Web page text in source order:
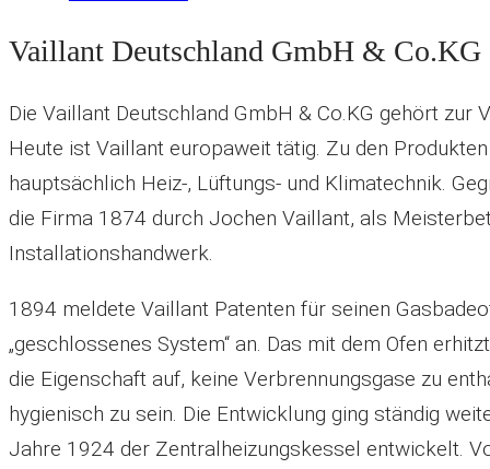
Vaillant Deutschland GmbH & Co.KG
Die Vaillant Deutschland GmbH & Co.KG gehört zur
Heute ist Vaillant europaweit tätig. Zu den
hauptsächlich Heiz-, Lüftungs- und Klimatechnik.
die Firma 1874 durch Jochen Vaillant, als
Installationshandwerk.
1894 meldete Vaillant Patenten für seinen
„geschlossenes System“ an. Das mit dem Ofen
die Eigenschaft auf, keine Verbrennungsgase zu
hygienisch zu sein. Die Entwicklung ging ständig
Jahre 1924 der Zentralheizungskessel entwickelt.